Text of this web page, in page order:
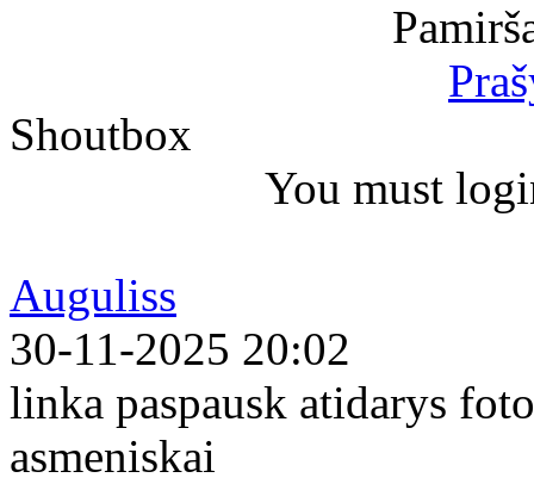
Shoutbox
You must
Auguliss
30-11-2025 20:02
linka paspausk atidarys
asmeniskai